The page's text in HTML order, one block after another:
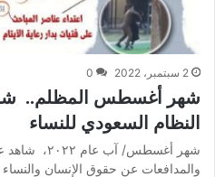
2 سبتمبر، 2022 0
شهر أغسطس المظلم..
النظام السعودي للنساء
شهر أغسطس/
والمدافعات عن حقوق الإنسان